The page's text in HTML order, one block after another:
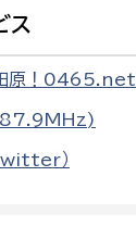
ス
田原！0465.net
87.9MHz)
）